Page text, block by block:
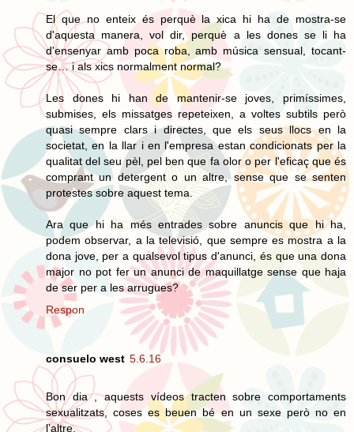
El que no enteix és perquè la xica hi ha de mostra-se
d'aquesta manera, vol dir, perquè a les dones se li ha
d'ensenyar amb poca roba, amb música sensual, tocant-
se… i als xics normalment normal?
Les dones hi han de mantenir-se joves, primíssimes,
submises, els missatges repeteixen, a voltes subtils però
quasi sempre clars i directes, que els seus llocs en la
societat, en la llar i en l'empresa estan condicionats per la
qualitat del seu pèl, pel ben que fa olor o per l'eficaç que és
comprant un detergent o un altre, sense que se senten
protestes sobre aquest tema.
Ara que hi ha més entrades sobre anuncis que hi ha,
podem observar, a la televisió, que sempre es mostra a la
dona jove, per a qualsevol tipus d'anunci, és que una dona
major no pot fer un anunci de maquillatge sense que haja
de ser per a les arrugues?
Respon
consuelo west 5.6.16
Bon dia , aquests vídeos tracten sobre comportaments
sexualitzats, coses es beuen bé en un sexe però no en
l’altre.